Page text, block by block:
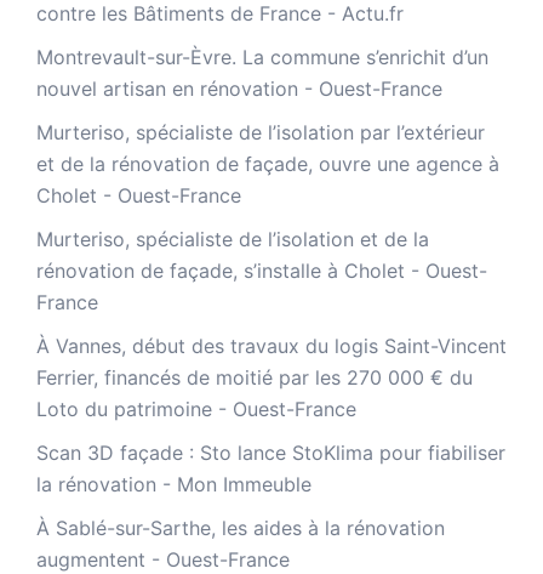
contre les Bâtiments de France - Actu.fr
Montrevault-sur-Èvre. La commune s’enrichit d’un
nouvel artisan en rénovation - Ouest-France
Murteriso, spécialiste de l’isolation par l’extérieur
et de la rénovation de façade, ouvre une agence à
Cholet - Ouest-France
Murteriso, spécialiste de l’isolation et de la
rénovation de façade, s’installe à Cholet - Ouest-
France
À Vannes, début des travaux du logis Saint-Vincent
Ferrier, financés de moitié par les 270 000 € du
Loto du patrimoine - Ouest-France
​Scan 3D façade : Sto lance StoKlima pour fiabiliser
la rénovation - Mon Immeuble
À Sablé-sur-Sarthe, les aides à la rénovation
augmentent - Ouest-France